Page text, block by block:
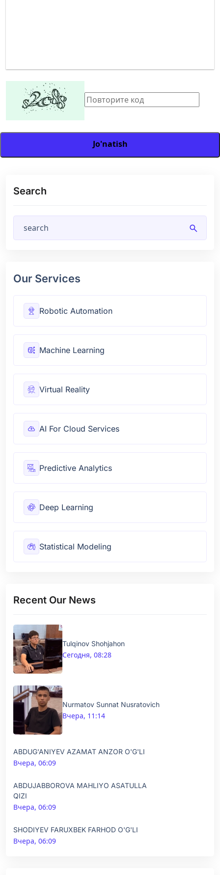
Jo'natish
Search
search
Our Services
Robotic Automation
Machine Learning
Virtual Reality
AI For Cloud Services
Predictive Analytics
Deep Learning
Statistical Modeling
Recent Our News
Tulqinov Shohjahon
Сегодня, 08:28
Nurmatov Sunnat Nusratovich
Вчера, 11:14
ABDUG'ANIYEV AZAMAT ANZOR O'G'LI
Вчера, 06:09
ABDUJABBOROVA MAHLIYO ASATULLA
QIZI
Вчера, 06:09
SHODIYEV FARUXBEK FARHOD O'G'LI
Вчера, 06:09